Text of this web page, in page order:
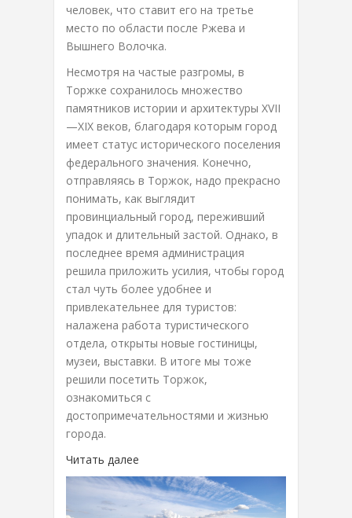
человек, что ставит его на третье
место по области после Ржева и
Вышнего Волочка.
Несмотря на частые разгромы, в
Торжке сохранилось множество
памятников истории и архитектуры XVII
—XIX веков, благодаря которым город
имеет статус исторического поселения
федерального значения. Конечно,
отправляясь в Торжок, надо прекрасно
понимать, как выглядит
провинциальный город, переживший
упадок и длительный застой. Однако, в
последнее время администрация
решила приложить усилия, чтобы город
стал чуть более удобнее и
привлекательнее для туристов:
налажена работа туристического
отдела, открыты новые гостиницы,
музеи, выставки. В итоге мы тоже
решили посетить Торжок,
ознакомиться с
достопримечательностями и жизнью
города.
Читать далее